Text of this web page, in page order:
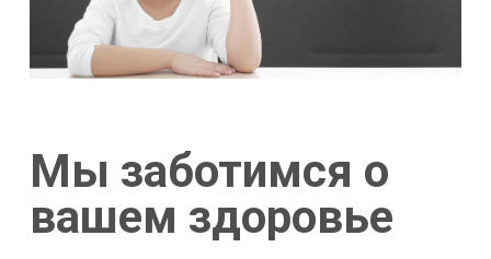
Мы заботимся о
вашем здоровье